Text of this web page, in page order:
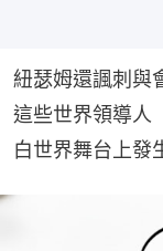
紐瑟姆還諷刺與
這些世界領導人
白世界舞台上發